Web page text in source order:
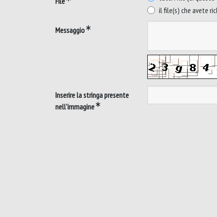
il file(s) che avete
Messaggio
Inserire la stringa presente
nell'immagine